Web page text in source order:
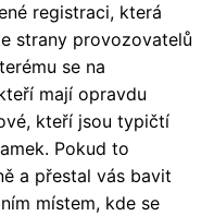
registraci, která
strany provozovatelů
se na
mají opravdu
kteří jsou typičtí
Pokud to
a přestal vás bavit
místem, kde se